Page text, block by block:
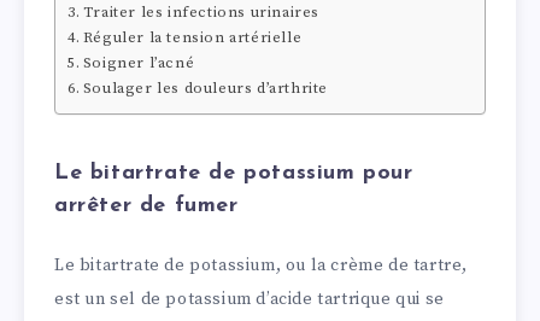
Traiter les infections urinaires
Réguler la tension artérielle
Soigner l’acné
Soulager les douleurs d’arthrite
Le bitartrate de potassium pour
arrêter de fumer
Le bitartrate de potassium, ou la crème de tartre,
est un sel de potassium d’acide tartrique qui se